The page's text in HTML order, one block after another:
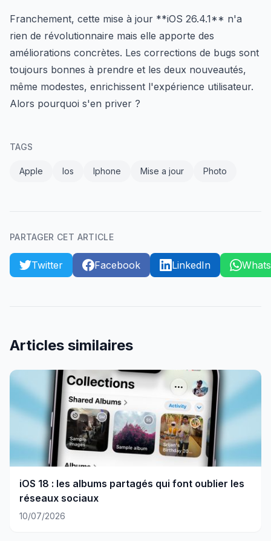
Franchement, cette mise à jour **iOS 26.4.1** n'a
rien de révolutionnaire mais elle apporte des
améliorations concrètes. Les corrections de bugs sont
toujours bonnes à prendre et les deux nouveautés,
même modestes, enrichissent l'expérience utilisateur.
Alors pourquoi s'en priver ?
TAGS
Apple Ios Iphone Mise a jour Photo
PARTAGER CET ARTICLE
Twitter Facebook LinkedIn
Articles similaires
iOS 18 : les albums partagés qui font oublier les
réseaux sociaux
10/07/2026